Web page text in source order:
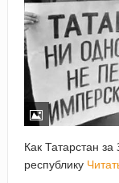
Как Татарстан
республику